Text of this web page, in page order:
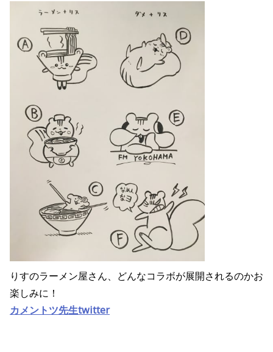
りすのラーメン屋さん、どんなコラボが展開されるのかお
楽しみに！
カメントツ先生twitter